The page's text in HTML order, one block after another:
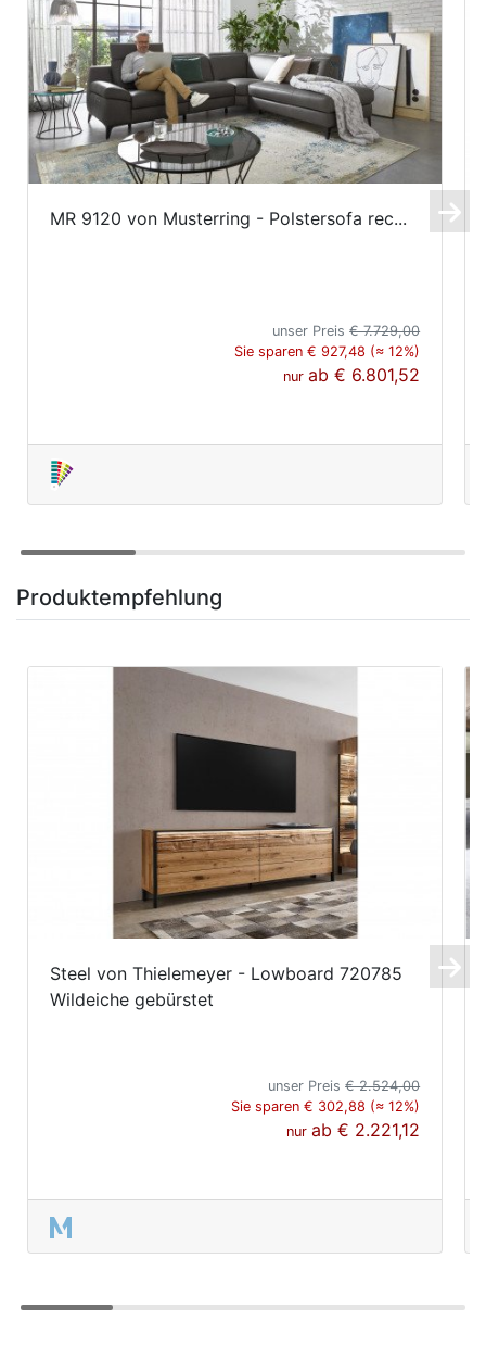
MR 9120 von Musterring - Polstersofa rec...
unser Preis€ 7.729,00
Sie sparen € 927,48 (≈ 12%)
nurab€ 6.801,52
Produktempfehlung
Steel von Thielemeyer - Lowboard 720785
Wildeiche gebürstet
unser Preis€ 2.524,00
Sie sparen € 302,88 (≈ 12%)
nurab€ 2.221,12